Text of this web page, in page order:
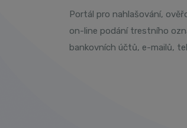
Portál pro nahlašování,
on-line podání trestního
bankovních účtů, e-mailů,